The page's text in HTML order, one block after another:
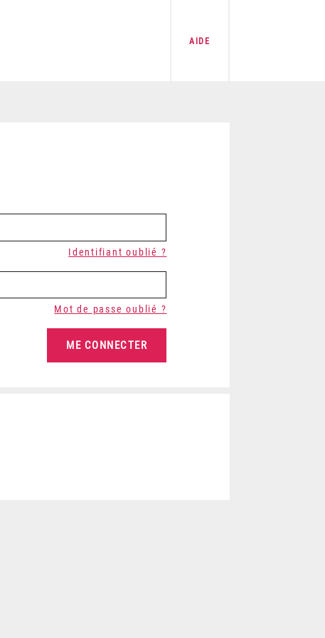
AIDE
Identifiant oublié ?
Mot de passe oublié ?